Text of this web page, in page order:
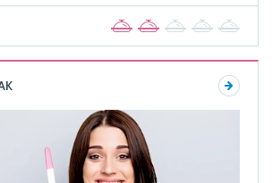
2 3 4